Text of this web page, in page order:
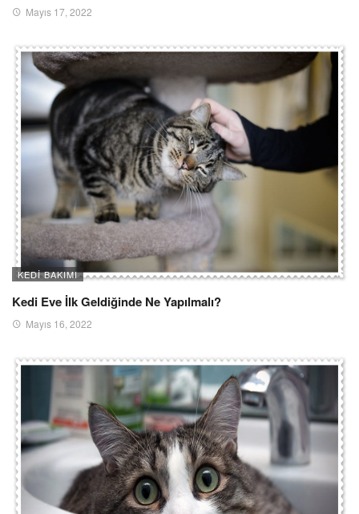
Mayıs 17, 2022
KEDI BAKIMI
Kedi Eve İlk Geldiğinde Ne Yapılmalı?
Mayıs 16, 2022